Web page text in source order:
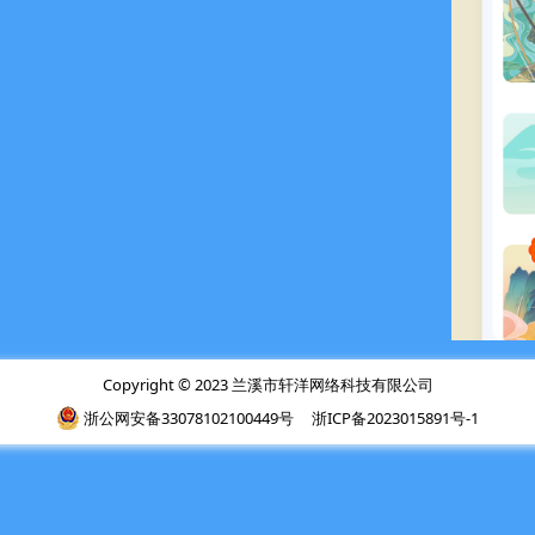
Copyright © 2023 兰溪市轩洋网络科技有限公司
浙公网安备33078102100449号
浙ICP备2023015891号-1